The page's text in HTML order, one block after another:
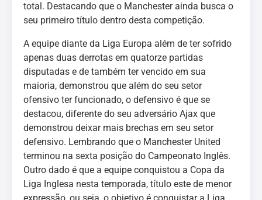
total. Destacando que o Manchester ainda busca o
seu primeiro título dentro desta competição.
A equipe diante da Liga Europa além de ter sofrido
apenas duas derrotas em quatorze partidas
disputadas e de também ter vencido em sua
maioria, demonstrou que além do seu setor
ofensivo ter funcionado, o defensivo é que se
destacou, diferente do seu adversário Ajax que
demonstrou deixar mais brechas em seu setor
defensivo. Lembrando que o Manchester United
terminou na sexta posição do Campeonato Inglês.
Outro dado é que a equipe conquistou a Copa da
Liga Inglesa nesta temporada, título este de menor